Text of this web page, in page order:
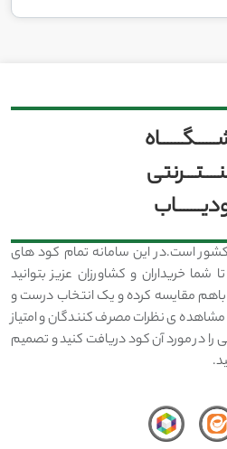
است.در این سامانه تمام کود های
خریداران و کشاورزان عزیز بتوانید
مقایسه کرده و یک انتخاب درست و
ی نظرات مصرف کنندگان و امتیاز
را در مورد آن کود دریافت کنید و تصمیم